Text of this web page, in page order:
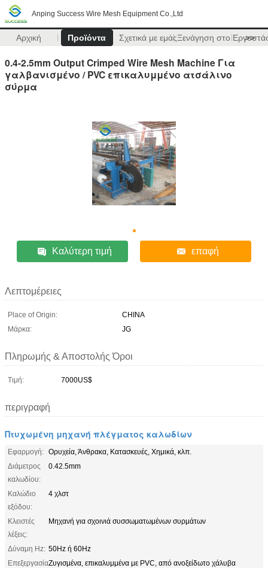
Anping Success Wire Mesh Equipment Co.,Ltd
Αρχική Προϊόντα Σχετικά με εμάςΞενάγηση στο >>
0.4-2.5mm Output Crimped Wire Mesh Machine Για
γαλβανισμένο / PVC επικαλυμμένο ατσάλινο
σύρμα
Καλύτερη τιμή επαφή
Λεπτομέρειες
Place of Origin:
CHINA
Μάρκα:
JG
Πληρωμής & Αποστολής Όροι
Τιμή: 7000US$
περιγραφή
Πτυχωμένη μηχανή πλέγματος καλωδίων
Εφαρμογή: Ορυχεία, Άνθρακα, Κατασκευές, Χημικά, κλπ.
Διάμετρος
καλωδίου:
0.42.5mm
Καλώδιο
εξόδου:
4 χλστ
Κλειστές
λέξεις:
Μηχανή για σχοινιά συσσωματωμένων συρμάτων
Δύναμη Hz: 50Hz ή 60Hz
ΕπεξεργασίαΖυγισμένα, επικαλυμμένα με PVC, από ανοξείδωτο χάλυβα